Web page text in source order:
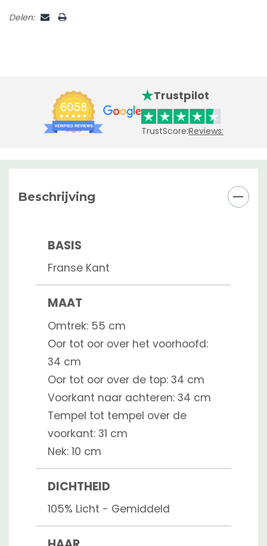
Delen:
Trustpilot
TrustScore:Reviews:
Beschrijving
BASIS
Franse Kant
MAAT
Omtrek: 55 cm
Oor tot oor over het voorhoofd:
34 cm
Oor tot oor over de top: 34 cm
Voorkant naar achteren: 34 cm
Tempel tot tempel over de
voorkant: 31 cm
Nek: 10 cm
DICHTHEID
105% Licht - Gemiddeld